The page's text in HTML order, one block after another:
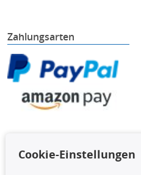
Zahlungsarten
Cookie-Einstellungen